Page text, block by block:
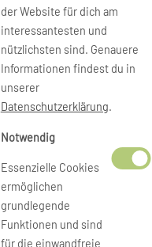
der Website für dich am
interessantesten und
nützlichsten sind. Genauere
Informationen findest du in
unserer
Datenschutzerklärung.
Notwendig
Essenzielle Cookies
ermöglichen
grundlegende
Funktionen und sind
für die einwandfreie